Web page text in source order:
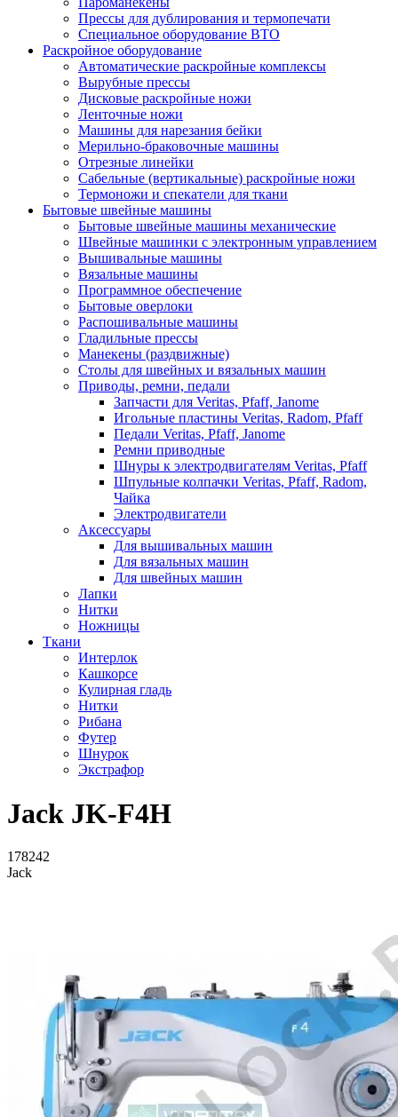
Прессы для дублирования и термопечати
Специальное оборудование ВТО
Раскройное оборудование
Автоматические раскройные комплексы
Вырубные прессы
Дисковые раскройные ножи
Ленточные ножи
Машины для нарезания бейки
Мерильно-браковочные машины
Отрезные линейки
Сабельные (вертикальные) раскройные ножи
Термоножи и спекатели для ткани
Бытовые швейные машины
Бытовые швейные машины механические
Швейные машинки с электронным управлением
Вышивальные машины
Вязальные машины
Программное обеспечение
Бытовые оверлоки
Распошивальные машины
Гладильные прессы
Манекены (раздвижные)
Столы для швейных и вязальных машин
Приводы, ремни, педали
Запчасти для Veritas, Pfaff, Janome
Игольные пластины Veritas, Radom, Pfaff
Педали Veritas, Pfaff, Janome
Ремни приводные
Шнуры к электродвигателям Veritas, Pfaff
Шпульные колпачки Veritas, Pfaff, Radom,
Чайка
Электродвигатели
Аксессуары
Для вышивальных машин
Для вязальных машин
Для швейных машин
Лапки
Нитки
Ножницы
Ткани
Интерлок
Кашкорсе
Кулирная гладь
Нитки
Рибана
Футер
Шнурок
Экстрафор
Jack JK-F4H
178242
Jack